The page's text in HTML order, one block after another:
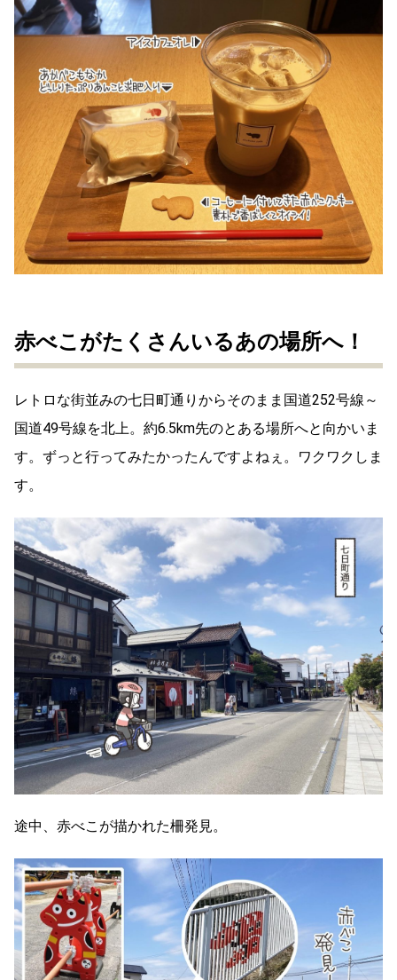
赤べこがたくさんいるあの場所へ！
レトロな街並みの七日町通りからそのまま国道252号線～
国道49号線を北上。約6.5km先のとある場所へと向かいま
す。ずっと行ってみたかったんですよねぇ。ワクワクしま
す。
途中、赤べこが描かれた柵発見。